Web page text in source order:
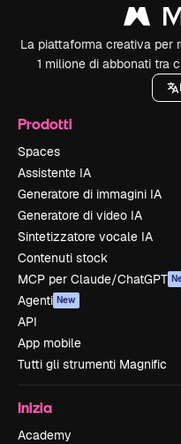
La piattaforma creativa per
1 milione di abbonati tra
Prodotti
Spaces
Assistente IA
Generatore di immagini IA
Generatore di video IA
Sintetizzatore vocale IA
Contenuti stock
MCP per Claude/ChatGPT
Agenti New
API
App mobile
Tutti gli strumenti Magnific
Inizia
Academy